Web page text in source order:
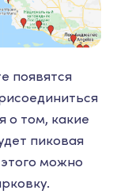
появятся
о том, какие
пиковая
можно